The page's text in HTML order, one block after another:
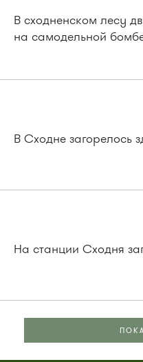
В сходненском лесу
на самодельной
В Сходне загорелось
На станции Сходня